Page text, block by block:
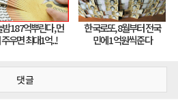
댓글